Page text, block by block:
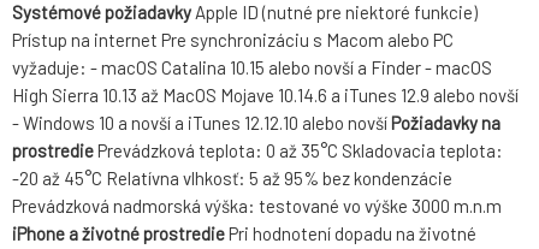
Systémové požiadavky Apple ID (nutné pre niektoré funkcie)
Prístup na internet Pre synchronizáciu s Macom alebo PC
vyžaduje: - macOS Catalina 10.15 alebo novší a Finder - macOS
High Sierra 10.13 až MacOS Mojave 10.14.6 a iTunes 12.9 alebo novší
- Windows 10 a novší a iTunes 12.12.10 alebo novšíPožiadavky na
prostrediePrevádzková teplota: 0 až 35°C Skladovacia teplota:
-20 až 45°C Relatívna vlhkosť: 5 až 95% bez kondenzácie
Prevádzková nadmorská výška: testované vo výške 3000 m.n.m
iPhone a životné prostrediePri hodnotení dopadu na životné